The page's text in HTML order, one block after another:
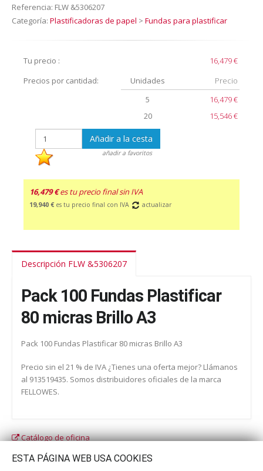
Referencia: FLW &5306207
Categoría: Plastificadoras de papel > Fundas para plastificar
Tu precio :
16,479 €
Precios por cantidad:
Unidades
Precio
5
16,479 €
20
15,546 €
Añadir a la cesta
añadir a favoritos
16,479 € es tu precio final sin IVA
19,940 € es tu precio final con IVA actualizar
Descripción FLW &5306207
Pack 100 Fundas Plastificar
80 micras Brillo A3
Pack 100 Fundas Plastificar 80 micras Brillo A3
Precio sin el 21 % de IVA ¿Tienes una oferta mejor? Llámanos
al 913519435. Somos distribuidores oficiales de la marca
FELLOWES.
Catálogo de oficina
ESTA PÁGINA WEB USA COOKIES